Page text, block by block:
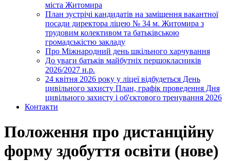
міста Житомира
План зустрічі кандидатів на заміщення вакантної
посади директора ліцею № 34 м. Житомира з
трудовим колективом та батьківською
громадськістю закладу
Про Міжнародний день шкільного харчування
До уваги батьків майбутніх першокласників
2026/2027 н.р.
24 квітня 2026 року у ліцеї відбудеться День
цивільного захисту План, графік проведення Дня
цивільного захисту і об'єктового тренування 2026
Контакти
Положення про дистанційну
форму здобуття освіти (нове)